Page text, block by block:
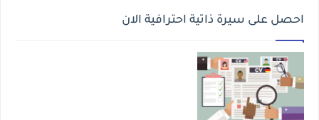
احصل على سيرة ذاتية احترافية الان